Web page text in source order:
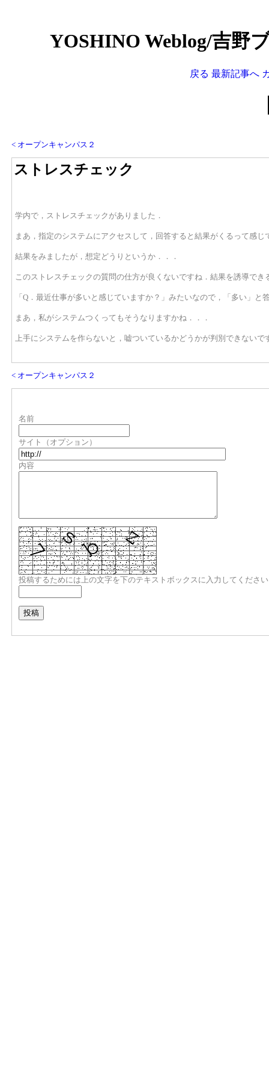
YOSHINO Weblog/吉野
戻る 最新記事へ
< オープンキャンパス２
ストレスチェック
学内で，ストレスチェックがありました．
まあ，指定のシステムにアクセスして，回答すると結果がくるって感じ
結果をみましたが，想定どうりというか．．．
このストレスチェックの質問の仕方が良くないですね．結果を誘導で
「Q．最近仕事が多いと感じていますか？」みたいなので，「多い」
まあ，私がシステムつくってもそうなりますかね．．．
上手にシステムを作らないと，嘘ついているかどうかが判別できないで
< オープンキャンパス２
名前
サイト（オプション）
内容
投稿するためには上の文字を下のテキストボックスに入力してくださ